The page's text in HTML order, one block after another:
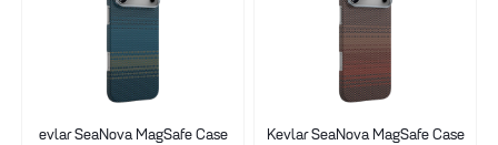
evlar SeaNova MagSafe Case
Kevlar SeaNova MagSafe Case